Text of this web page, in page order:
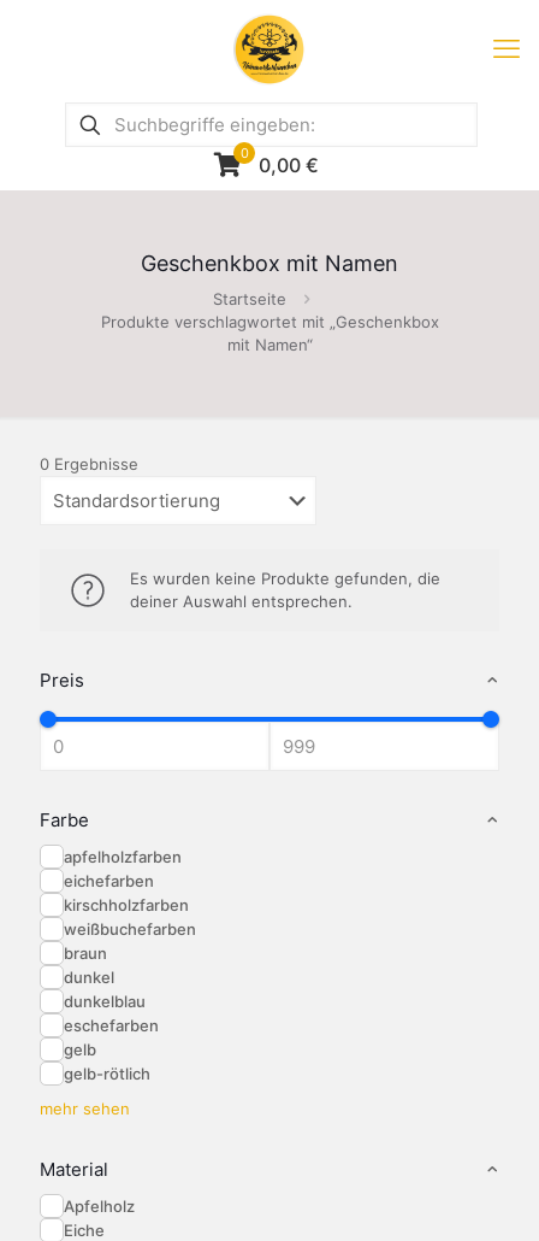
0 0,00 €
Geschenkbox mit Namen
Startseite
Produkte verschlagwortet mit „Geschenkbox
mit Namen“
Preis
Farbe
apfelholzfarben
eichefarben
kirschholzfarben
weißbuchefarben
braun
dunkel
dunkelblau
eschefarben
gelb
gelb-rötlich
mehr sehen
Material
Apfelholz
Eiche
0 Ergebnisse
Es wurden keine Produkte gefunden, die
deiner Auswahl entsprechen.